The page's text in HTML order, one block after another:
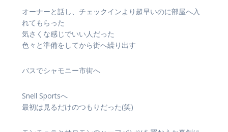
オーナーと話し、チェックインより超早いのに部屋へ入
れてもらった
気さくな感じでいい人だった
色々と準備をしてから街へ繰り出す
バスでシャモニー市街へ
Snell Sportsへ
最初は見るだけのつもりだった(笑)